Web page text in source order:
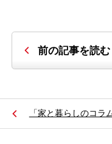
前の記事を読む
「家と暮らしのコラ